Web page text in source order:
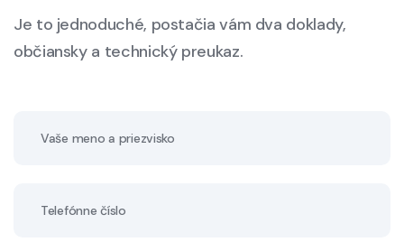
Je to jednoduché, postačia vám dva doklady,
občiansky a technický preukaz.